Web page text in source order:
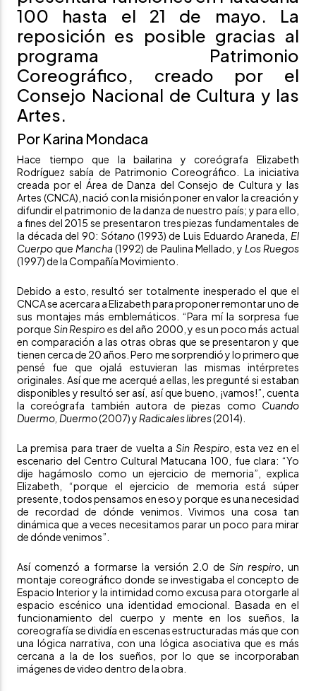
100 hasta el 21 de mayo. La
reposición es posible gracias al
programa Patrimonio
Coreográfico, creado por el
Consejo Nacional de Cultura y las
Artes.
Por Karina Mondaca
Hace tiempo que la bailarina y coreógrafa Elizabeth
Rodríguez sabía de Patrimonio Coreográfico . La iniciativa
creada por el Área de Danza del Consejo de Cultura y las
Artes (CNCA), nació con la misión poner en valor la creación y
difundir el patrimonio de la danza de nuestro país; y para ello,
a fines del 2015 se presentaron tres piezas fundamentales de
la década del 90: Sótano(1993) de Luis Eduardo Araneda, El
Cuerpo que Mancha(1992) de Paulina Mellado, y Los Ruegos
(1997) de la Compañía Movimiento.
Debido a esto, resultó ser totalmente inesperado el que el
CNCA se acercara a Elizabeth para proponer remontar uno de
sus montajes más emblemáticos. “Para mí la sorpresa fue
porque Sin Respiroes del año 2000, y es un poco más actual
en comparación a las otras obras que se presentaron y que
tienen cerca de 20 años. Pero me sorprendió y lo primero que
pensé fue que ojalá estuvieran las mismas intérpretes
originales. Así que me acerqué a ellas, les pregunté si estaban
disponibles y resultó ser así, así que bueno, ¡vamos!”, cuenta
la coreógrafa también autora de piezas como Cuando
Duermo, Duermo(2007) y Radicales libres(2014).
La premisa para traer de vuelta aSin Respiro, esta vez en el
escenario del Centro Cultural Matucana 100
fue clara: “Yo
dije hagámoslo como un ejercicio de memoria”, explica
Elizabeth, “porque el ejercicio de memoria está súper
presente, todos pensamos en eso y porque es una necesidad
de recordad de dónde venimos. Vivimos una cosa tan
dinámica que a veces necesitamos parar un poco para mirar
de dónde venimos”.
Así comenzó a formarse la versión 2.0 de Sin respiro, un
montaje coreográfico donde se investigaba el concepto de
Espacio Interior y la intimidad como excusa para otorgarle al
espacio escénico una identidad emocional. Basada en el
funcionamiento del cuerpo y mente en los sueños, la
coreografía se dividía en escenas estructuradas más que con
una lógica narrativa, con una lógica asociativa que es más
cercana a la de los sueños, por lo que se incorporaban
imágenes de video dentro de la obra.